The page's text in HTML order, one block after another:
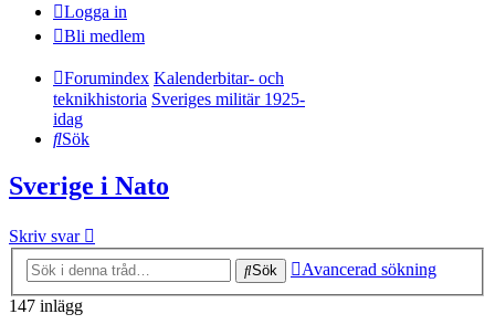
Logga in
Bli medlem
Forumindex Kalenderbitar- och
teknikhistoria Sveriges militär 1925-
idag
Sök
Sverige i Nato
Skriv svar
Sök
Avancerad sökning
147 inlägg